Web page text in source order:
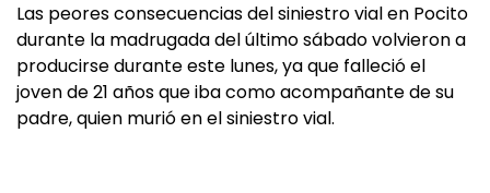
Las peores consecuencias del siniestro vial en Pocito
durante la madrugada del último sábado volvieron a
producirse durante este lunes, ya que falleció el
joven de 21 años que iba como acompañante de su
padre, quien murió en el siniestro vial.